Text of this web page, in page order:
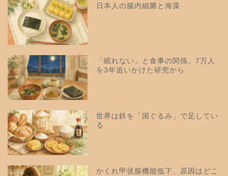
日本人の腸内細菌と海藻
「眠れない」と食事の関係。7万人
を3年追いかけた研究から
世界は鉄を「国ぐるみ」で足してい
る
かくれ甲状腺機能低下、原因はどこ